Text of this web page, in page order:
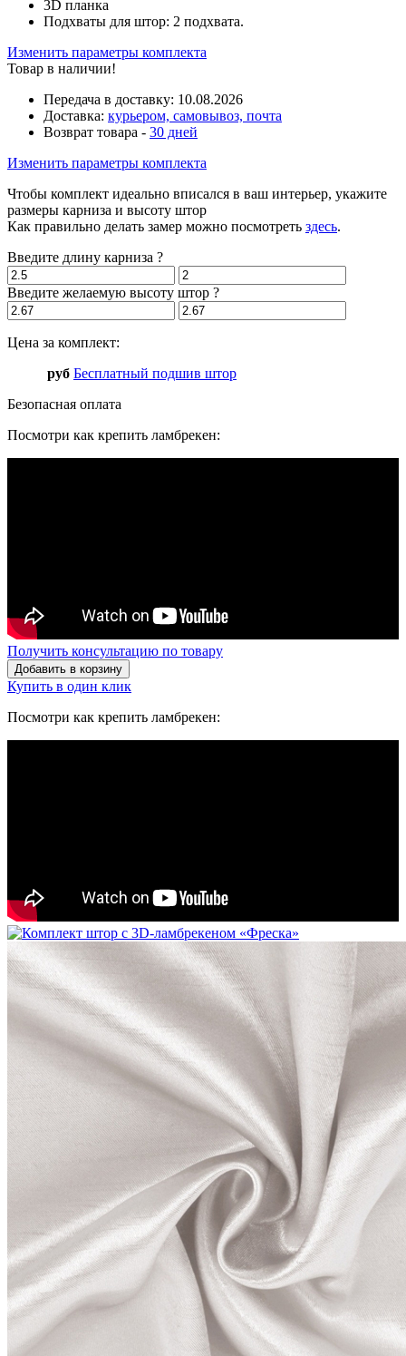
3D планка
Подхваты для штор: 2 подхвата.
Изменить параметры комплекта
Товар в наличии!
Передача в доставку: 10.08.2026
Доставка: курьером, самовывоз, почта
Возврат товара - 30 дней
Изменить параметры комплекта
Чтобы комплект идеально вписался в ваш интерьер, укажите
размеры карниза и высоту штор
Как правильно делать замер можно посмотреть здесь.
Введите длину карниза ?
Введите желаемую высоту штор ?
Цена за комплект:
руб Бесплатный подшив штор
Безопасная оплата
Посмотри как крепить ламбрекен:
Получить консультацию по товару
Добавить в корзину
Купить в один клик
Посмотри как крепить ламбрекен: